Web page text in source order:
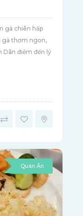
gà chiên hấp
gà thơm ngon,
Dân điểm đến lý
Quán Ăn